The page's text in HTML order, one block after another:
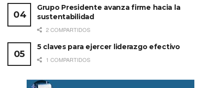
Grupo Presidente avanza firme hacia la
sustentabilidad
2 COMPARTIDOS
5 claves para ejercer liderazgo efectivo
1 COMPARTIDOS